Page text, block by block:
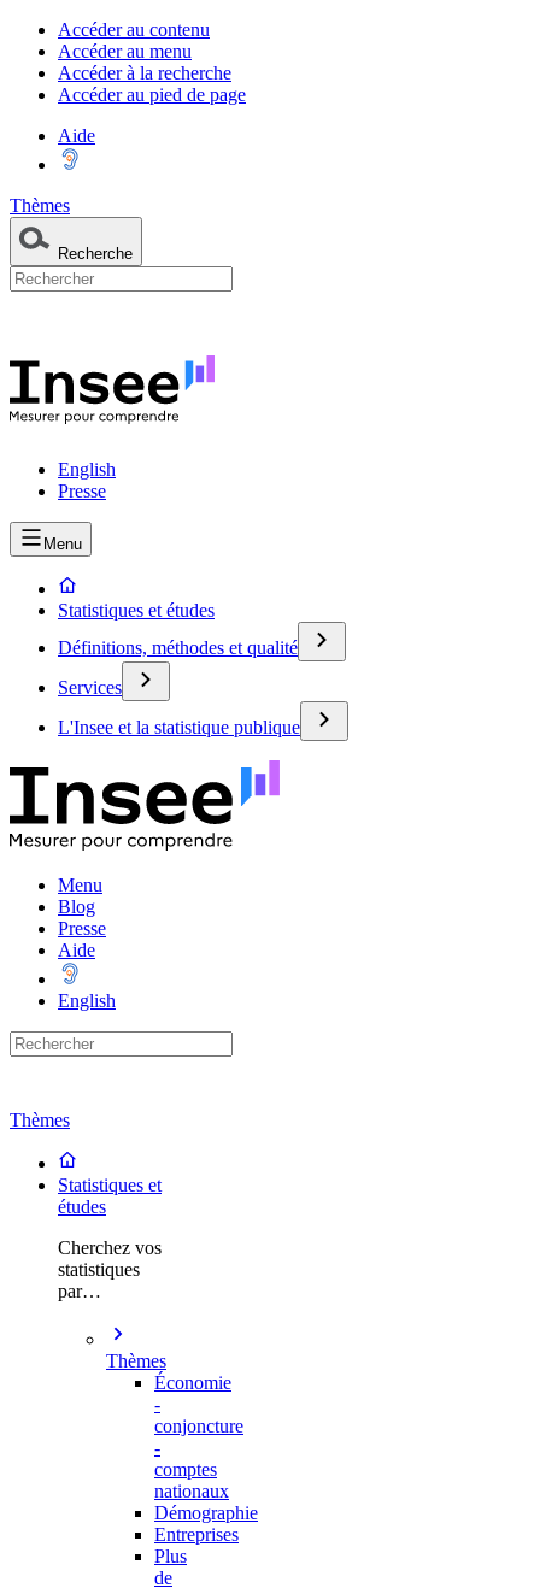
Accéder au contenu
Accéder au menu
Accéder à la recherche
Accéder au pied de page
Aide
Thèmes
Recherche
English
Presse
Menu
Statistiques et études
Définitions, méthodes et qualité
Services
L'Insee et la statistique publique
Menu
Blog
Presse
Aide
English
Thèmes
Statistiques et
études
Cherchez vos
statistiques
par…
Thèmes
Économie
-
conjoncture
-
comptes
nationaux
Démographie
Entreprises
Plus
de